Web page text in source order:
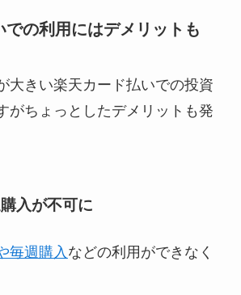
での利用にはデメリットも
大きい楽天カード払いでの投資
がちょっとしたデメリットも発
入が不可に
毎週購入 などの利用ができなく